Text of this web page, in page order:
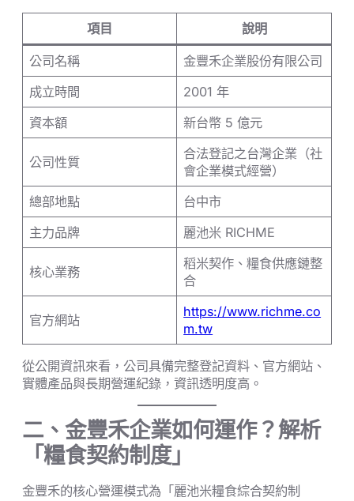
項目 說明
公司名稱
金豐禾企業股份有限公司
成立時間
2001 年
資本額
新台幣 5 億元
公司性質
合法登記之台灣企業（社
會企業模式經營）
總部地點
台中市
主力品牌
麗池米 RICHME
核心業務
稻米契作、糧食供應鏈整
合
官方網站
https://www.richme.co
m.tw
從公開資訊來看，公司具備完整登記資料、官方網站、
實體產品與長期營運紀錄，資訊透明度高。
二、金豐禾企業如何運作？解析
「糧食契約制度」
金豐禾的核心營運模式為「麗池米糧食綜合契約制